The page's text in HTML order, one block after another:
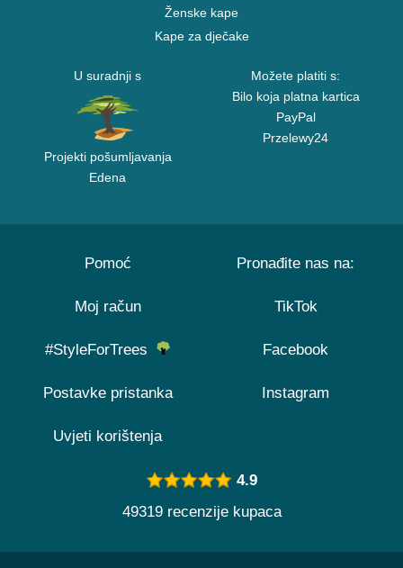
Ženske kape
Kape za dječake
U suradnji s
Projekti pošumljavanja
Edena
Možete platiti s:
Bilo koja platna kartica
PayPal
Przelewy24
Pomoć
Moj račun
#StyleForTrees
Postavke pristanka
Uvjeti korištenja
Pronađite nas na:
TikTok
Facebook
Instagram
4.9
49319 recenzije kupaca